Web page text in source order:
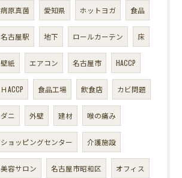
病原真菌 愛知県 ホットヨガ 食品
名古屋駅 地下 ロールカーテン 床
壁紙 エアコン 名古屋市 HACCP
ＨACCP 食品工場 飲食店 カビ問題
ダニ 外壁 建材 喉の痛み
ショッピングセンター 介護施設
美容サロン 名古屋市昭和区 オフィス